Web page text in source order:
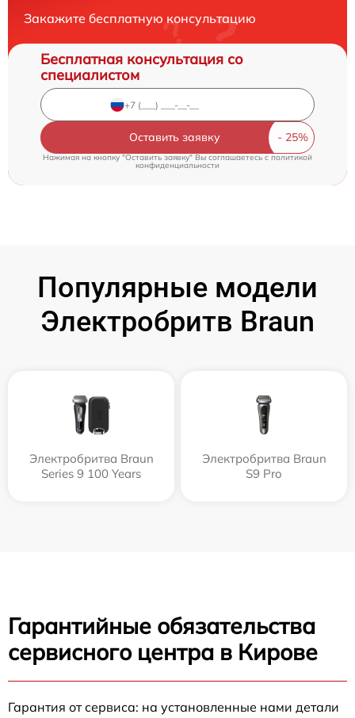
Закажите бесплатную консультацию
Бесплатная консультация со
специалистом
Оставить заявку
Нажимая на кнопку "Оставить заявку" Вы соглашаетесь cполитикой
конфиденциальности
Популярные модели
Электробритв Braun
Электробритва Braun
Series 9 100 Years
Электробритва Braun
S9 Pro
Гарантийные обязательства
сервисного центра в Кирове
Гарантия от сервиса: на установленные нами детали